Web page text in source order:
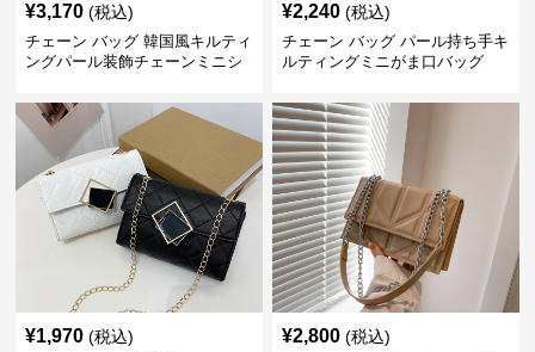
¥3,170 (税込)
チェーン バッグ 韓国風キルティ
ングパール装飾チェーンミニシ
¥2,240 (税込)
チェーン バッグ パール持ち手キ
ルティングミニがま口バッグ
¥1,970 (税込) ¥2,800 (税込)